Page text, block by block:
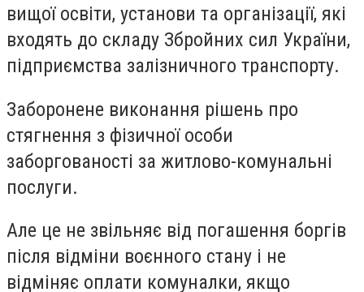
вищої освіти, установи та організації, які
входять до складу Збройних сил України,
підприємства залізничного транспорту.
Заборонене виконання рішень про
стягнення з фізичної особи
заборгованості за житлово-комунальні
послуги.
Але це не звільняє від погашення боргів
після відміни воєнного стану і не
відміняє оплати комуналки, якщо